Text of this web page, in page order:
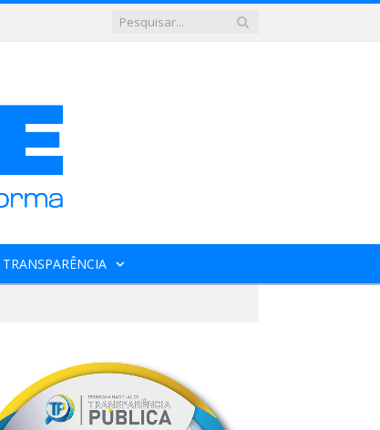
TRANSPARÊNCIA